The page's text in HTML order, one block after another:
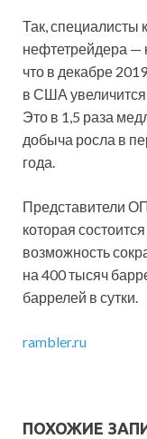
Так, специалисты
нефтетрейдера —
что в декабре
в США увеличится
Это в 1,5 раза
добыча росла в
года.
Представители
которая
возможность
на 400 тысяч
баррелей в сутки.
rambler.ru
ПОХОЖИЕ